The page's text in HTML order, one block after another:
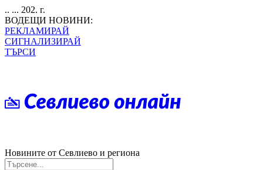
.. ... 202. г.
ВОДЕЩИ НОВИНИ:
РЕКЛАМИРАЙ
СИГНАЛИЗИРАЙ
ТЪРСИ
Новините от Севлиево и региона